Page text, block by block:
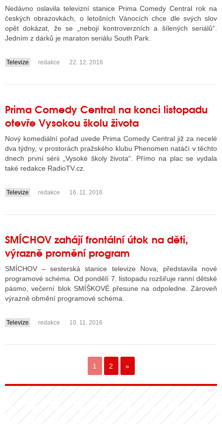
Nedávno oslavila televizní stanice Prima Comedy Central rok na
českých obrazovkách, o letošních Vánocích chce dle svých slov
opět dokázat, že se „nebojí kontroverzních a šílených seriálů“.
Jedním z dárků je maraton seriálu South Park.
....
Televize redakce 22. 12. 2016
Prima Comedy Central na konci listopadu
otevře Vysokou školu života
Nový komediální pořad uvede Prima Comedy Central již za necelé
dva týdny, v prostorách pražského klubu Phenomen natáčí v těchto
dnech první sérii „Vysoké školy života“. Přímo na plac se vydala
také redakce RadioTV.cz.
....
Televize redakce 16. 11. 2016
SMÍCHOV zahájí frontální útok na děti,
výrazně promění program
SMÍCHOV – sesterská stanice televize Nova, představila nové
programové schéma. Od pondělí 7. listopadu rozšiřuje ranní dětské
pásmo, večerní blok SMÍŠKOVÉ přesune na odpoledne. Zároveň
výrazně obmění programové schéma.
....
Televize redakce 10. 11. 2016
1 2 »